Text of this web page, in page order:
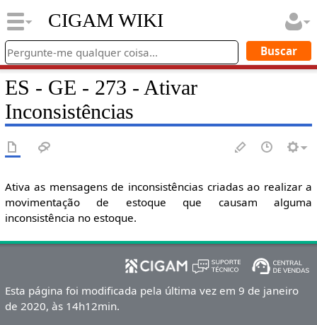
CIGAM WIKI
ES - GE - 273 - Ativar
Inconsistências
Ativa as mensagens de inconsistências criadas ao realizar a
movimentação de estoque que causam alguma
inconsistência no estoque.
Esta página foi modificada pela última vez em 9 de janeiro
de 2020, às 14h12min.